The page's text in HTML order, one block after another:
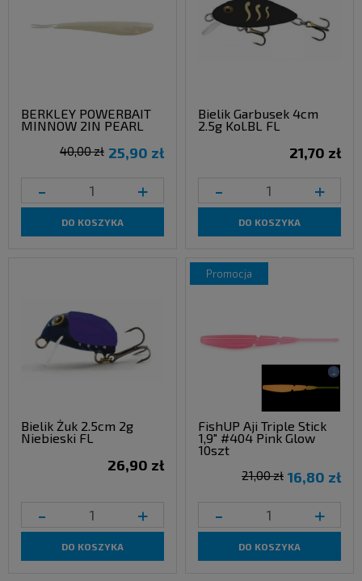
BERKLEY POWERBAIT
MINNOW 2IN PEARL
25,90 zł
40,00 zł
- +
DO KOSZYKA
Bielik Garbusek 4cm
2.5g Kol.BL FL
21,70 zł
- +
DO KOSZYKA
Bielik Żuk 2.5cm 2g
Niebieski FL
26,90 zł
- +
DO KOSZYKA
FishUP Aji Triple Stick
1,9" #404 Pink Glow
10szt
16,80 zł
21,00 zł
- +
DO KOSZYKA
promocja